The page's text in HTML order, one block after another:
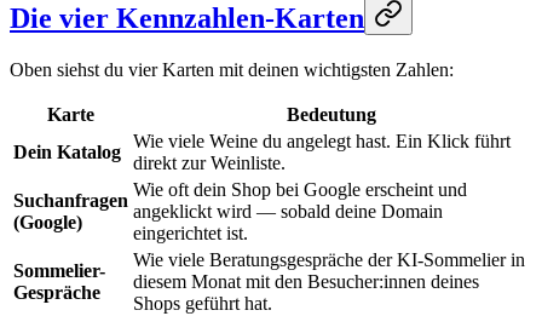
Die vier Kennzahlen-Karten
Oben siehst du vier Karten mit deinen wichtigsten Zahlen:
Karte
Bedeutung
Dein Katalog
Wie viele Weine du angelegt hast. Ein Klick führt
direkt zur Weinliste.
Suchanfragen
(Google)
Wie oft dein Shop bei Google erscheint und
angeklickt wird — sobald deine Domain
eingerichtet ist.
Sommelier-
Gespräche
Wie viele Beratungsgespräche der KI-Sommelier in
diesem Monat mit den Besucher:innen deines
Shops geführt hat.